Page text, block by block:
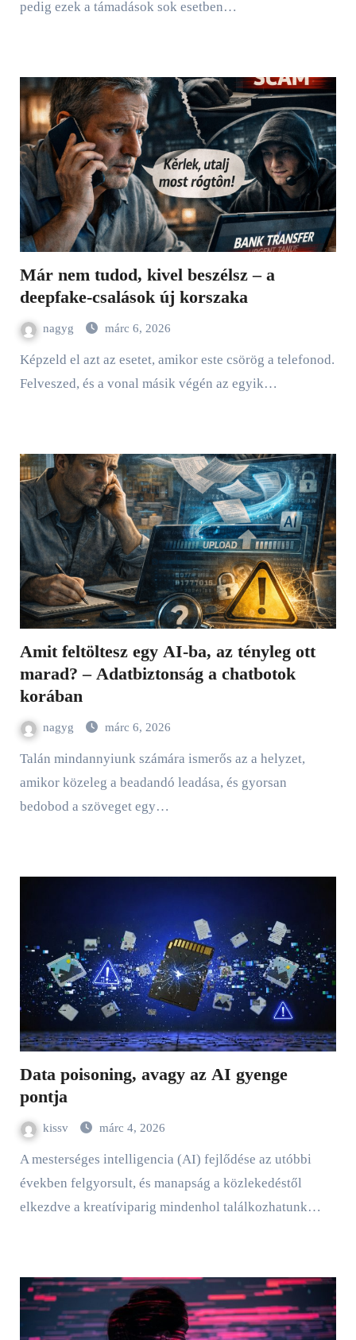
pedig ezek a támadások sok esetben…
Már nem tudod, kivel beszélsz – a
deepfake-csalások új korszaka
nagyg márc 6, 2026
Képzeld el azt az esetet, amikor este csörög a telefonod.
Felveszed, és a vonal másik végén az egyik…
Amit feltöltesz egy AI-ba, az tényleg ott
marad? – Adatbiztonság a chatbotok
korában
nagyg márc 6, 2026
Talán mindannyiunk számára ismerős az a helyzet,
amikor közeleg a beadandó leadása, és gyorsan
bedobod a szöveget egy…
Data poisoning, avagy az AI gyenge
pontja
kissv márc 4, 2026
A mesterséges intelligencia (AI) fejlődése az utóbbi
években felgyorsult, és manapság a közlekedéstől
elkezdve a kreatíviparig mindenhol találkozhatunk…